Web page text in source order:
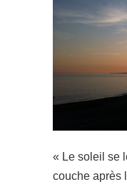
« Le soleil se
couche après